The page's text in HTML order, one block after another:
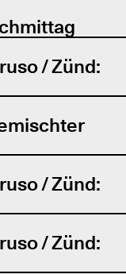
/ Zünd:
/ Zünd:
/ Zünd: